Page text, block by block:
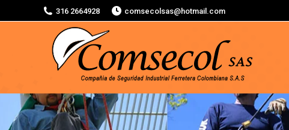
316 2664928 comsecolsas@hotmail.com